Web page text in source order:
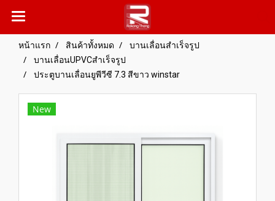
หน้าแรก สินค้าทั้งหมด
บานเลื่อนสำเร็จรูป
บานเลื่อนUPVCสำเร็จรูป
ประตูบานเลื่อนยูพีวีซี 7.3 สีขาว winstar
New